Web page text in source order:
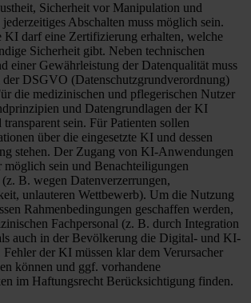
Sicherheit vor Manipulation und
Abschalten muss möglich sein.
KI darf eine Zertifizierung erhalten, welche
Sicherheit gibt. Neben technischen
einer Gewährleistung der Datenqualität muss
DSGVO (Datenschutzgrundverordnung)
die medizinischen und pflegerischen Nutzer
und Datengrundlagen der KI
sein. Für Patienten sollen
über die eingesetzte KI und dessen
stehen. Der Zugang von KI-Anwendungen
möglich sein und Benachteiligungen
(z. B. wegen Datenverzerrungen,
unlauteren Wettbewerb). Um die Nutzung
Rahmenbedingungen geschaffen werden,
Fachpersonal (z. B. durch Integration
auch in der Bevölkerung die Digital- und KI-
der KI müssen klar dem Verursacher
können und ggf. vorhandene
im Haftungsrecht Berücksichtigung finden.